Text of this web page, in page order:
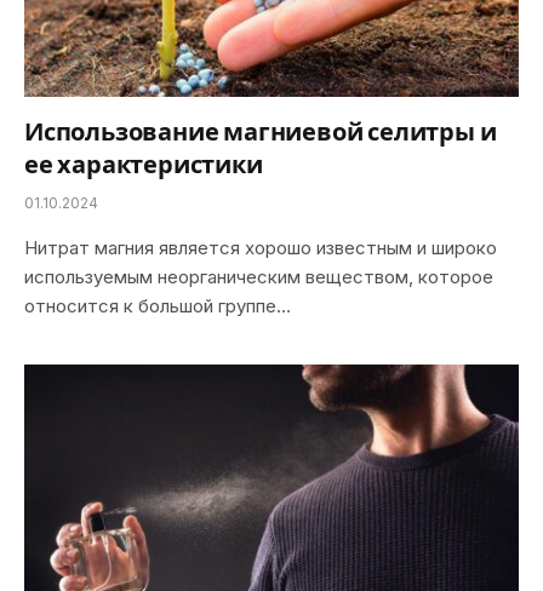
Использование магниевой селитры и
ее характеристики
01.10.2024
Нитрат магния является хорошо известным и широко
используемым неорганическим веществом, которое
относится к большой группе…